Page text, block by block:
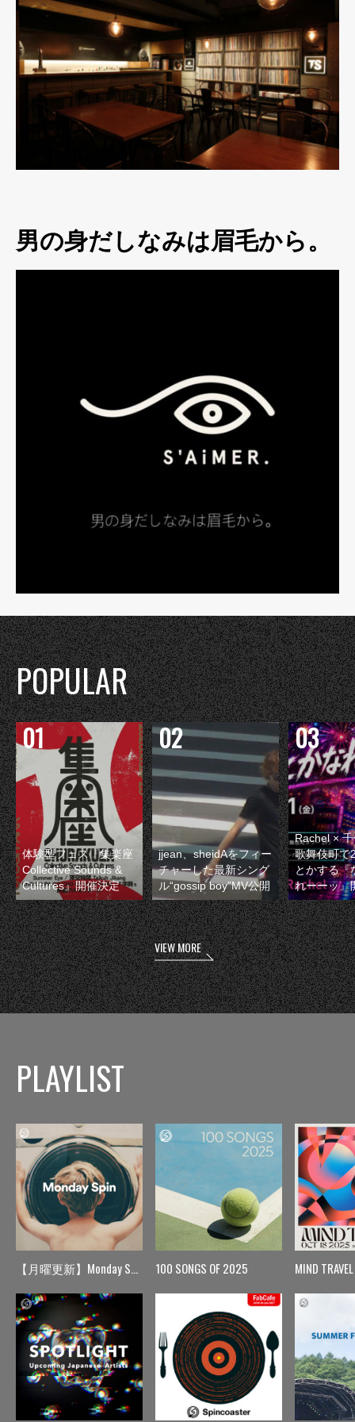
男の身だしなみは眉毛から。
POPULAR
体験型フェス『集楽座
Collective Sounds &
Cultures』開催決定
jjean、sheidAをフィー
チャーした最新シング
ル“gossip boy”MV公開
Rachel ×
歌舞伎町で
とかする『
れーーッ』
VIEW MORE
PLAYLIST
【月曜更新】Monday Spin 100 SONGS OF 2025 MIND TRAVEL